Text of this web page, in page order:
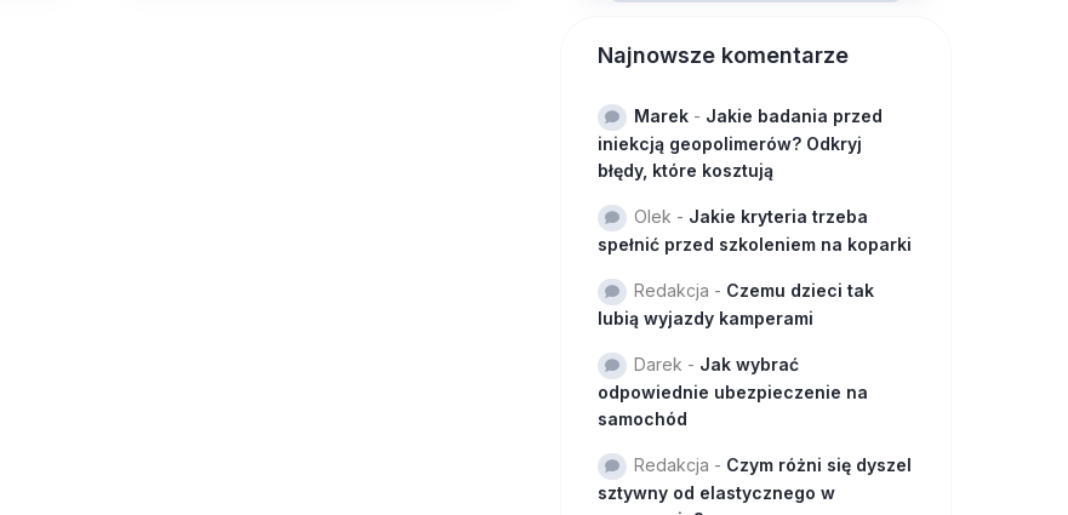
Najnowsze komentarze
Marek - Jakie badania przed
iniekcją geopolimerów? Odkryj
błędy, które kosztują
Olek - Jakie kryteria trzeba
spełnić przed szkoleniem na koparki
Redakcja - Czemu dzieci tak
lubią wyjazdy kamperami
Darek - Jak wybrać
odpowiednie ubezpieczenie na
samochód
Redakcja - Czym różni się dyszel
sztywny od elastycznego w